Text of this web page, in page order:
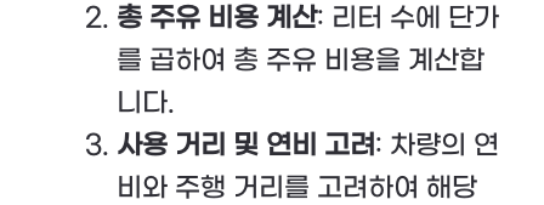
총 주유 비용 계산: 리터 수에 단가
를 곱하여 총 주유 비용을 계산합
니다.
사용 거리 및 연비 고려: 차량의 연
비와 주행 거리를 고려하여 해당